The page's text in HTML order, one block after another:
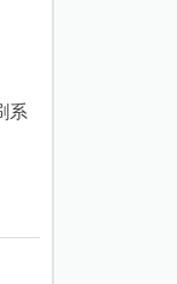
系